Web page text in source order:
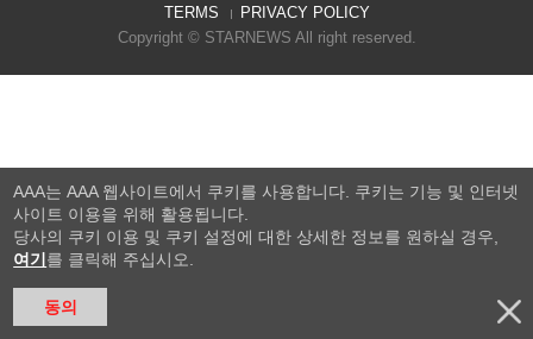
TERMS
PRIVACY POLICY
Copyright © STARNEWS All right reserved.
AAA는 AAA 웹사이트에서 쿠키를 사용합니다. 쿠키는 기능 및 인터넷
사이트 이용을 위해 활용됩니다.
당사의 쿠키 이용 및 쿠키 설정에 대한 상세한 정보를 원하실 경우,
여기 를 클릭해 주십시오.
동의